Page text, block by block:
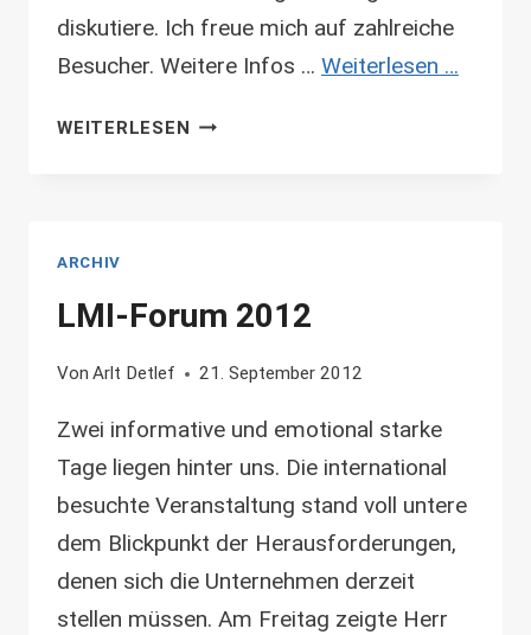
diskutiere. Ich freue mich auf zahlreiche
Besucher. Weitere Infos … Weiterlesen …
WEITERLESEN MUM
ARCHIV
LMI-Forum 2012
Von Arlt Detlef 21. September 2012
Zwei informative und emotional starke
Tage liegen hinter uns. Die international
besuchte Veranstaltung stand voll untere
dem Blickpunkt der Herausforderungen,
denen sich die Unternehmen derzeit
stellen müssen. Am Freitag zeigte Herr